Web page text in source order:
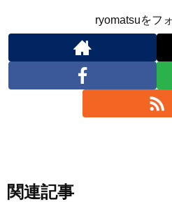
ryomatsuをフ
関連記事